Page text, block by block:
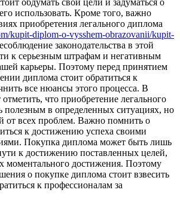
обдумать свои цели и задуматься о
использовать. Кроме того, важно
приобретения легального диплома
kupit-diplom-o-vysshem-obrazovanii/kupit-
законодательства в этой
к серьезным штрафам и негативным
карьеры. Поэтому перед принятием
диплома стоит обратиться к
все нюансы этого процесса. В
что приобретение легального
в определенных ситуациях, но
от всех проблем. Важно помнить о
к достижению успеха своими
Покупка диплома может быть лишь
к достижению поставленных целей,
моментального достижения. Поэтому
о покупке диплома стоит взвесить
к профессионалам за